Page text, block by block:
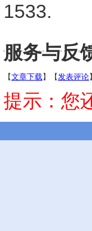
1533.
服务与反
【文章下载】【发表评论
提示：您